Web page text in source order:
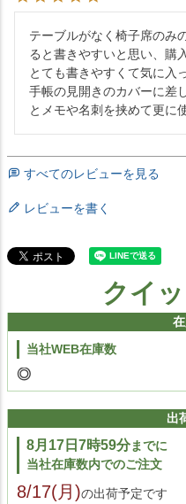
テーブルがなく椅子席のみ
ると書きやすいと思い、購
とても書きやすくて気に入
手帳の見開きのカバーに差
とメモや名刺を挟めて更に
すべてのレビューを見る
レビューを書く
クイ
当社WEB在庫数
出
8月17日7時59分までに
当社在庫数内でのご注文
8/17(月)の出荷予定です